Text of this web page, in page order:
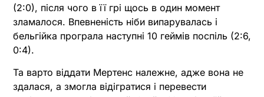
(2:0), після чого в її грі щось в один момент
зламалося. Впевненість ніби випарувалась і
бельгійка програла наступні 10 геймів поспіль (2:6,
0:4).
Та варто віддати Мертенс належне, адже вона не
здалася, а змогла відігратися і перевести